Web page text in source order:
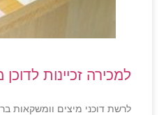
למכירה זכיינות
לרשת דוכני מיצים וומשקאות